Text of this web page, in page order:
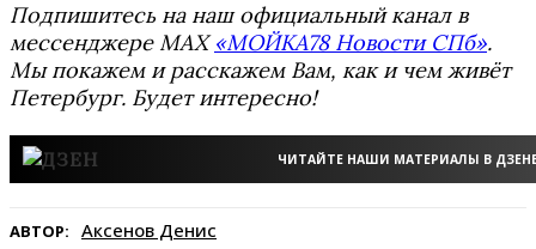
Подпишитесь на наш официальный канал в
мессенджере MAX«МОЙКА78 Новости СПб».
Мы покажем и расскажем Вам, как и чем живёт
Петербург. Будет интересно!
ЧИТАЙТЕ НАШИ МАТЕРИАЛЫ В
АВТОР: Аксенов Денис